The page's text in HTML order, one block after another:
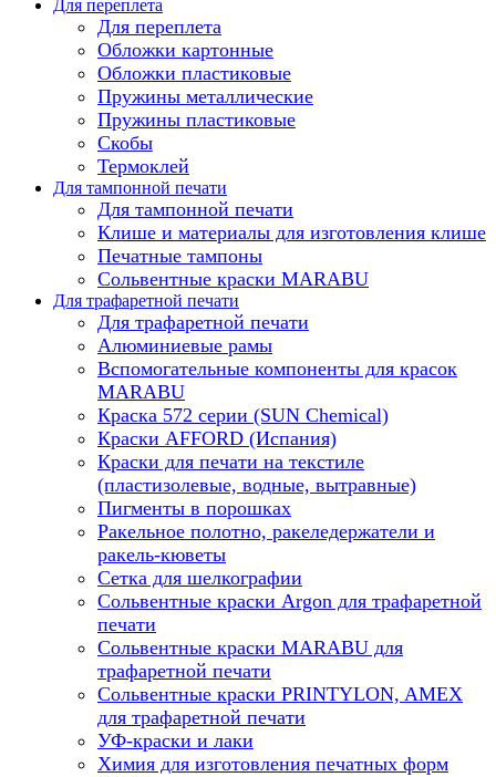
Для переплета
Для переплета
Обложки картонные
Обложки пластиковые
Пружины металлические
Пружины пластиковые
Скобы
Термоклей
Для тампонной печати
Для тампонной печати
Клише и материалы для изготовления клише
Печатные тампоны
Сольвентные краски MARABU
Для трафаретной печати
Для трафаретной печати
Алюминиевые рамы
Вспомогательные компоненты для красок
MARABU
Краска 572 серии (SUN Chemical)
Краски AFFORD (Испания)
Краски для печати на текстиле
(пластизолевые, водные, вытравные)
Пигменты в порошках
Ракельное полотно, ракеледержатели и
ракель-кюветы
Сетка для шелкографии
Сольвентные краски Argon для трафаретной
печати
Сольвентные краски MARABU для
трафаретной печати
Сольвентные краски PRINTYLON, AMEX
для трафаретной печати
УФ-краски и лаки
Химия для изготовления печатных форм